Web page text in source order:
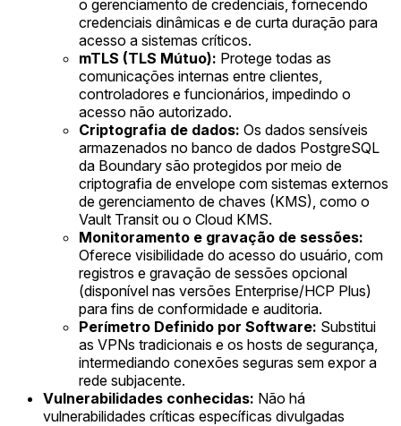
o gerenciamento de credenciais, fornecendo
credenciais dinâmicas e de curta duração para
acesso a sistemas críticos.
mTLS (TLS Mútuo): Protege todas as
comunicações internas entre clientes,
controladores e funcionários, impedindo o
acesso não autorizado.
Criptografia de dados: Os dados sensíveis
armazenados no banco de dados PostgreSQL
da Boundary são protegidos por meio de
criptografia de envelope com sistemas externos
de gerenciamento de chaves (KMS), como o
Vault Transit ou o Cloud KMS.
Monitoramento e gravação de sessões:
Oferece visibilidade do acesso do usuário, com
registros e gravação de sessões opcional
(disponível nas versões Enterprise/HCP Plus)
para fins de conformidade e auditoria.
Perímetro Definido por Software: Substitui
as VPNs tradicionais e os hosts de segurança,
intermediando conexões seguras sem expor a
rede subjacente.
Vulnerabilidades conhecidas: Não há
vulnerabilidades críticas específicas divulgadas